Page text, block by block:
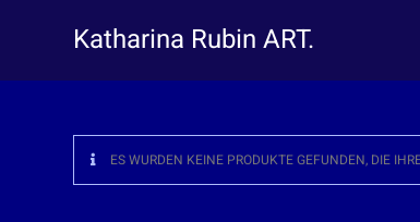
Katharina Rubin ART.
ES WURDEN KEINE PRODUKTE GEFUNDEN, DIE